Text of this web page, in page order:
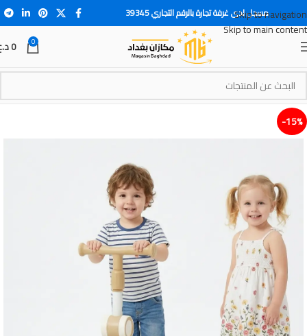
Skip to navigation
Skip to main content
مسجل لدى غرفة تجارة بالرقم التجاري 39345
0
0
15%-